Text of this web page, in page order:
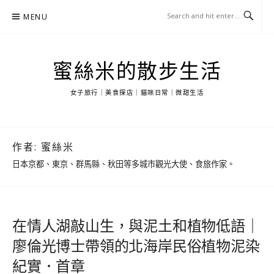
MENU
蜜絲米的散步生活
女子旅行｜美食探店｜貓咪日常｜微甜生活
作者: 蜜絲米
日本京都、東京、群馬縣、秋田等多城市觀光大使、食旅作家。
在情人湖敲山生，與泥土和植物低語｜
廖倫光博士帶領的北海岸民俗植物泥染
紀實．首章